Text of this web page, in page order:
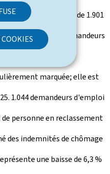
un an), pour un total de 1.901
à 44,2 % des demandeurs
du nombre de cette
marquée; elle est
1.044 demandeurs d'emploi
personne en reclassement
des indemnités de chômage
une baisse de 6,3 %